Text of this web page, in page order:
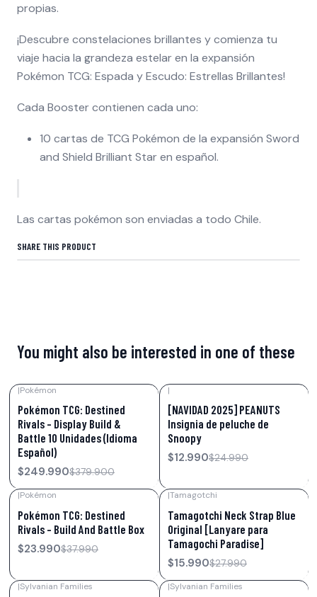
propias.
¡Descubre constelaciones brillantes y comienza tu
viaje hacia la grandeza estelar en la expansión
Pokémon TCG: Espada y Escudo: Estrellas Brillantes!
Cada Booster contienen cada uno:
10 cartas de TCG Pokémon de la expansión Sword
and Shield Brilliant Star en español.
Las cartas pokémon son enviadas a todo Chile.
SHARE THIS PRODUCT
You might also be interested in one of these
|Pokémon
Pokémon TCG: Destined
Rivals – Display Build &
Battle 10 Unidades (Idioma
Español)
$249.990$379.900
|
[NAVIDAD 2025] PEANUTS
Insignia de peluche de
Snoopy
$12.990$24.990
|Pokémon
Pokémon TCG: Destined
Rivals – Build And Battle Box
$23.990$37.990
|Tamagotchi
Tamagotchi Neck Strap Blue
Original [Lanyare para
Tamagochi Paradise]
$15.990$27.990
|Sylvanian Families |Sylvanian Families